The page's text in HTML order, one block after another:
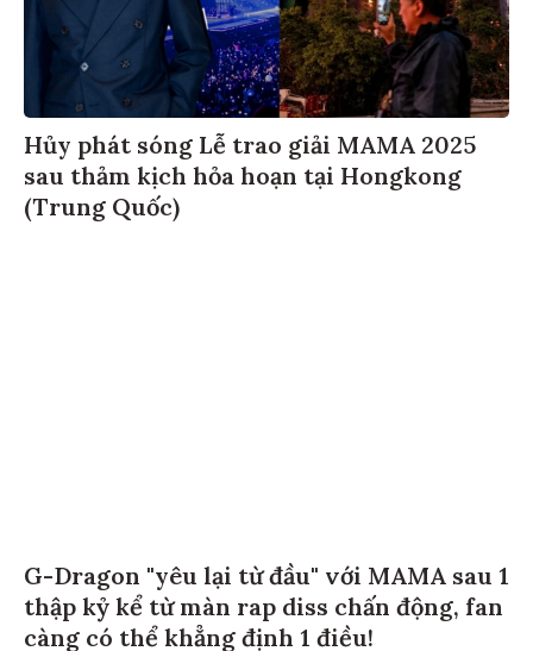
Hủy phát sóng Lễ trao giải MAMA 2025
sau thảm kịch hỏa hoạn tại Hongkong
(Trung Quốc)
G-Dragon "yêu lại từ đầu" với MAMA sau 1
thập kỷ kể từ màn rap diss chấn động, fan
càng có thể khẳng định 1 điều!